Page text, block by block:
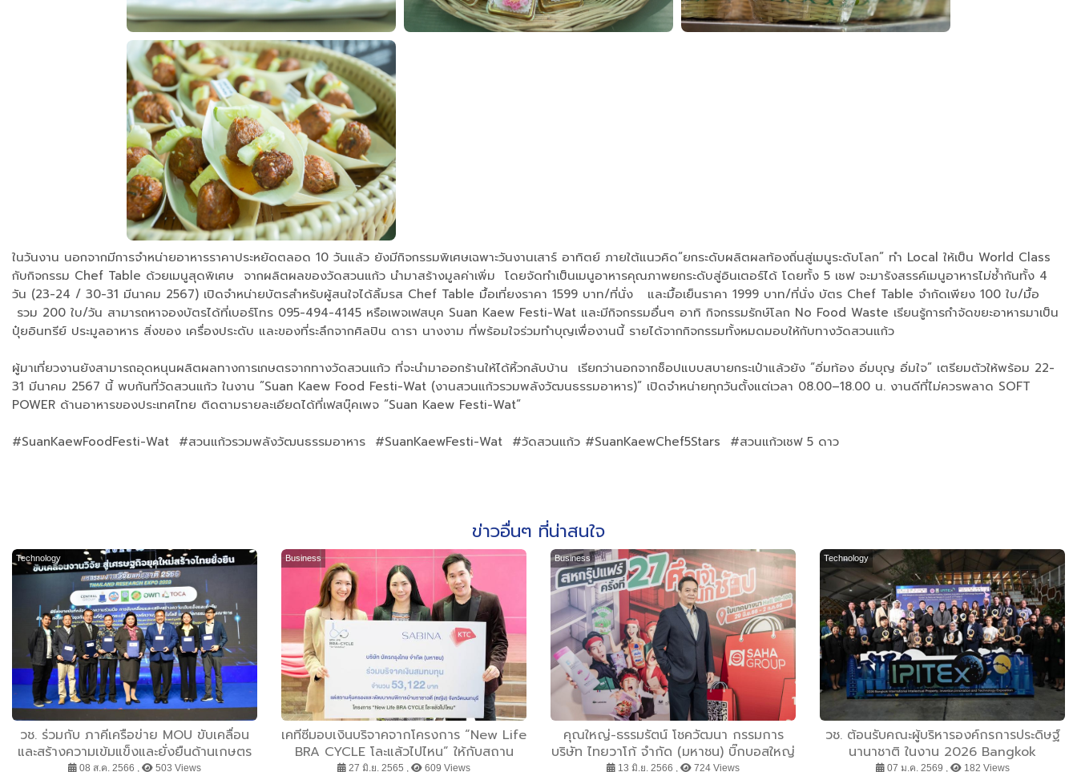
ในวันงาน นอกจากมีการจำหน่ายอาหารราคาประหยัดตลอด 10 วันแล้ว ยังมีกิจกรรมพิเศษเฉพาะวันงานเสาร์ อาทิตย์ ภายใต้แนวคิด“ยกระดับผลิตผลท้องถิ่นสู่เมนูระดับโลก” ทำ Local ให้เป็น World Class
กับกิจกรรม Chef Table ด้วยเมนูสุดพิเศษ จากผลิตผลของวัดสวนแก้ว นำมาสร้างมูลค่าเพิ่ม โดยจัดทำเป็นเมนูอาหารคุณภาพยกระดับสู่อินเตอร์ได้ โดยทั้ง 5 เชฟ จะมารังสรรค์เมนูอาหารไม่ซ้ำกันทั้ง 4
วัน (23-24 / 30-31 มีนาคม 2567) เปิดจำหน่ายบัตรสำหรับผู้สนใจได้ลิ้มรส Chef Table มื้อเที่ยงราคา 1599 บาท/ที่นั่ง และมื้อเย็นราคา 1999 บาท/ที่นั่ง บัตร Chef Table จำกัดเพียง 100 ใบ/มื้อ
รวม 200 ใบ/วัน สามารถหาจองบัตรได้ที่เบอร์โทร 095-494-4145 หรือเพจเฟสบุค Suan Kaew Festi-Wat และมีกิจกรรมอื่นๆ อาทิ กิจกรรมรักษ์โลก No Food Waste เรียนรู้การกำจัดขยะอาหารมาเป็น
ปุ๋ยอินทรีย์ ประมูลอาหาร สิ่งของ เครื่องประดับ และของที่ระลึกจากศิลปิน ดารา นางงาม ที่พร้อมใจร่วมทำบุญเพื่องานนี้ รายได้จากกิจกรรมทั้งหมดมอบให้กับทางวัดสวนแก้ว
ผู้มาเที่ยวงานยังสามารถอุดหนุนผลิตผลทางการเกษตรจากทางวัดสวนแก้ว ที่จะนำมาออกร้านให้ได้หิ้วกลับบ้าน เรียกว่านอกจากช็อปแบบสบายกระเป๋าแล้วยัง “อิ่มท้อง อิ่มบุญ อิ่มใจ” เตรียมตัวให้พร้อม 22-
31 มีนาคม 2567 นี้ พบกันที่วัดสวนแก้ว ในงาน ”Suan Kaew Food Festi-Wat (งานสวนแก้วรวมพลังวัฒนธรรมอาหาร)” เปิดจำหน่ายทุกวันตั้งแต่เวลา 08.00–18.00 น. งานดีที่ไม่ควรพลาด SOFT
POWER ด้านอาหารของประเทศไทย ติดตามรายละเอียดได้ที่เฟสบุ๊คเพจ “Suan Kaew Festi-Wat“
#SuanKaewFoodFesti-Wat #สวนแก้วรวมพลังวัฒนธรรมอาหาร #SuanKaewFesti-Wat #วัดสวนแก้ว #SuanKaewChef5Stars #สวนแก้วเชฟ 5 ดาว
ข่าวอื่นๆ ที่น่าสนใจ
Technology
วช. ร่วมกับ ภาคีเครือข่าย MOU ขับเคลื่อน
และสร้างความเข้มแข็งและยั่งยืนด้านเกษตร
08 ส.ค. 2566 , 503 Views
Business
เคทีซีมอบเงินบริจาคจากโครงการ “New Life
BRA CYCLE โละแล้วไปไหน” ให้กับสถาน
27 มิ.ย. 2565 , 609 Views
Business
คุณใหญ่-ธรรมรัตน์ โชควัฒนา กรรมการ
บริษัท ไทยวาโก้ จำกัด (มหาชน) บิ๊กบอสใหญ่
13 มิ.ย. 2566 , 724 Views
Technology
วช. ต้อนรับคณะผู้บริหารองค์กรการประดิษฐ์
นานาชาติ ในงาน 2026 Bangkok
07 ม.ค. 2569 , 182 Views